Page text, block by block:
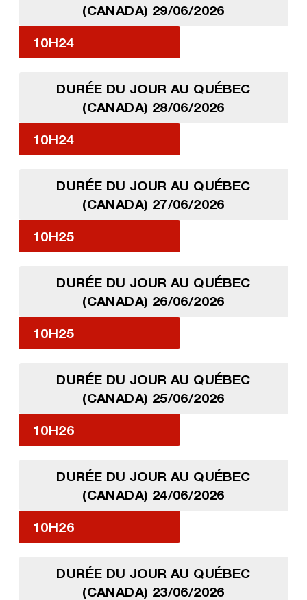
(CANADA) 29/06/2026
10H24
DURÉE DU JOUR AU QUÉBEC
(CANADA) 28/06/2026
10H24
DURÉE DU JOUR AU QUÉBEC
(CANADA) 27/06/2026
10H25
DURÉE DU JOUR AU QUÉBEC
(CANADA) 26/06/2026
10H25
DURÉE DU JOUR AU QUÉBEC
(CANADA) 25/06/2026
10H26
DURÉE DU JOUR AU QUÉBEC
(CANADA) 24/06/2026
10H26
DURÉE DU JOUR AU QUÉBEC
(CANADA) 23/06/2026